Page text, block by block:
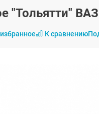
"Тольятти"
К сравнению